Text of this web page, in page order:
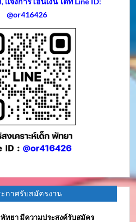
@or416426
กาศรับสมัครงาน
พัทยา มีความประสงค์รับสมัคร